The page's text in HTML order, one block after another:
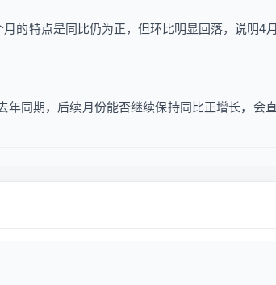
的特点是同比仍为正，但环比明显回落，说明4
同期，后续月份能否继续保持同比正增长，会